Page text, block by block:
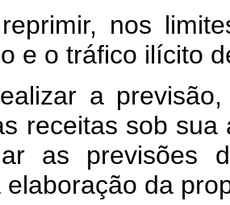
nos
e o tráfico ilícito
a
receitas sob
as previsões
elaboração da